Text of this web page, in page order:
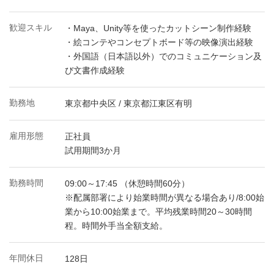
歓迎スキル
・Maya、Unity等を使ったカットシーン制作経験
・絵コンテやコンセプトボード等の映像演出経験
・外国語（日本語以外）でのコミュニケーション及
び文書作成経験
勤務地 東京都中央区 / 東京都江東区有明
雇用形態
正社員
試用期間3か月
勤務時間
09:00～17:45 （休憩時間60分）
※配属部署により始業時間が異なる場合あり/8:00始
業から10:00始業まで。平均残業時間20～30時間
程。時間外手当全額支給。
年間休日 128日